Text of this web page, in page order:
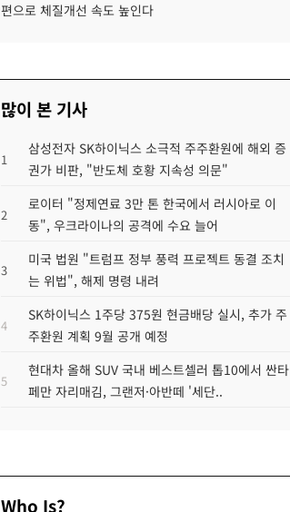
편으로 체질개선 속도 높인다
많이 본 기사
1
삼성전자 SK하이닉스 소극적 주주환원에 해외 증
권가 비판, "반도체 호황 지속성 의문"
2
로이터 "정제연료 3만 톤 한국에서 러시아로 이
동", 우크라이나의 공격에 수요 늘어
3
미국 법원 "트럼프 정부 풍력 프로젝트 동결 조치
는 위법", 해제 명령 내려
4
SK하이닉스 1주당 375원 현금배당 실시, 추가 주
주환원 계획 9월 공개 예정
5
현대차 올해 SUV 국내 베스트셀러 톱10에서 싼타
페만 자리매김, 그랜저·아반떼 '세단..
Who Is?